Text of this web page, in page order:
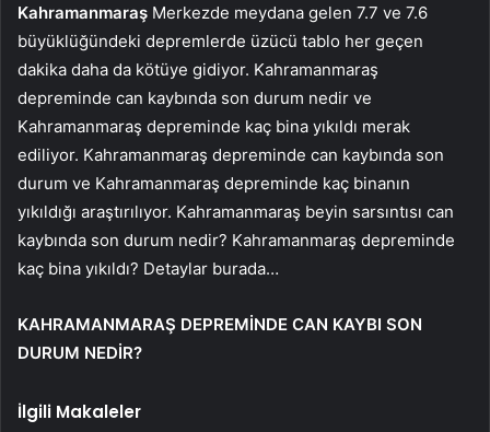
Kahramanmaraş Merkezde meydana gelen 7.7 ve 7.6
büyüklüğündeki depremlerde üzücü tablo her geçen
dakika daha da kötüye gidiyor. Kahramanmaraş
depreminde can kaybında son durum nedir ve
Kahramanmaraş depreminde kaç bina yıkıldı merak
ediliyor. Kahramanmaraş depreminde can kaybında son
durum ve Kahramanmaraş depreminde kaç binanın
yıkıldığı araştırılıyor. Kahramanmaraş beyin sarsıntısı can
kaybında son durum nedir? Kahramanmaraş depreminde
kaç bina yıkıldı? Detaylar burada…
KAHRAMANMARAŞ DEPREMİNDE CAN KAYBI SON
DURUM NEDİR?
İlgili Makaleler